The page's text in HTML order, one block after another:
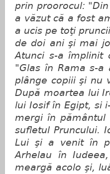
prin proorocul:
a văzut că a fost
a ucis pe toţi
de doi ani şi mai
Atunci s-a împlinit
"Glas în Rama s-a
plânge copiii şi nu
După moartea lui
lui Iosif în Egipt, si
mergi în
sufletul Pruncului.
Lui şi a venit în
Arhelau în
meargă acolo şi,